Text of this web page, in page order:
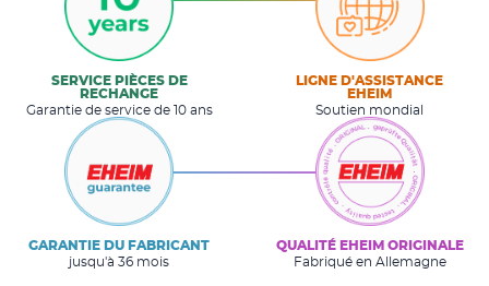
SERVICE PIÈCES DE
RECHANGE
Garantie de service de 10 ans
LIGNE D'ASSISTANCE
EHEIM
Soutien mondial
GARANTIE DU FABRICANT
jusqu'à 36 mois
QUALITÉ EHEIM ORIGINALE
Fabriqué en Allemagne